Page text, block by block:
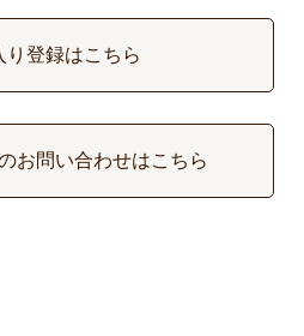
り登録はこちら
お問い合わせはこちら